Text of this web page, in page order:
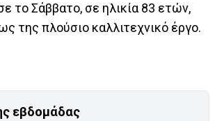
το Σάββατο, σε ηλικία 83 ετών,
της πλούσιο καλλιτεχνικό έργο.
εβδομάδας